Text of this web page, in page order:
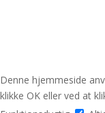
Denne hjemmeside
klikke OK eller ved at